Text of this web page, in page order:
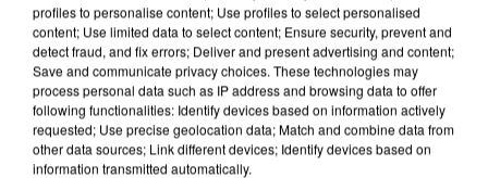
profiles to personalise content; Use profiles to select personalised
content; Use limited data to select content; Ensure security, prevent and
detect fraud, and fix errors; Deliver and present advertising and content;
Save and communicate privacy choices. These technologies may
process personal data such as IP address and browsing data to offer
following functionalities: Identify devices based on information actively
requested; Use precise geolocation data; Match and combine data from
other data sources; Link different devices; Identify devices based on
information transmitted automatically.